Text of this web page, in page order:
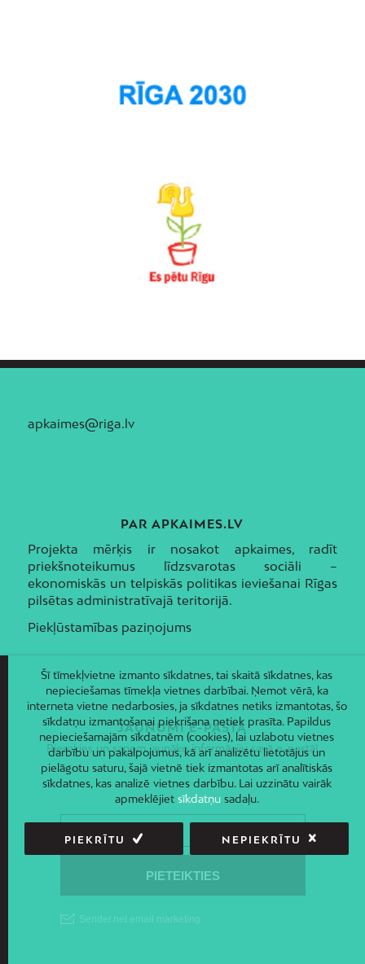
apkaimes@riga.lv
PAR APKAIMES.LV
Projekta mērķis ir nosakot apkaimes, radīt
priekšnoteikumus līdzsvarotas sociāli –
ekonomiskās un telpiskās politikas ieviešanai Rīgas
pilsētas administratīvajā teritorijā.
Piekļūstamības paziņojums
JAUNUMI E-PASTĀ
Piesakies un saņem jaunāko informāciju savā e-pastā!
Šī tīmekļvietne izmanto sīkdatnes, tai skaitā sīkdatnes, kas
nepieciešamas tīmekļa vietnes darbībai. Ņemot vērā, ka
interneta vietne nedarbosies, ja sīkdatnes netiks izmantotas, šo
sīkdatņu izmantošanai piekrišana netiek prasīta. Papildus
nepieciešamajām sīkdatnēm (cookies), lai uzlabotu vietnes
darbību un pakalpojumus, kā arī analizētu lietotājus un
pielāgotu saturu, šajā vietnē tiek izmantotas arī analītiskās
sīkdatnes, kas analizē vietnes darbību. Lai uzzinātu vairāk
apmeklējiet sīkdatņusadaļu.
PIEKRĪTU NEPIEKRĪTU